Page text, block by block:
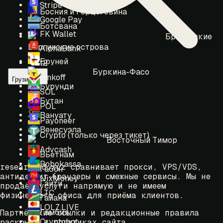
Босния и Герцеговина
Ботсвана
Британские
Виргинские острова
Бруней
Буркина-Фасо
Бурунди
Бутан
Вануату
Венесуэла
Восточный Тимор
Вьетнам
Габон
Гаити
Гайана
Гамбия
Stripe
Google Pay
FK Wallet
AlphaBank
t2
Tinkoff
SOL
POL
Payoneer
Crypto (только через тикет)
Advcash
Robokassa
NixMoney
LTC
LOLZ.LIVE
Грузия
researched.xyz сравнивает прокси, VPS/VDS,
антидетект-браузеры и смежные сервисы. Мы не
продаём услуги напрямую и не имеем
физического офиса для приёма клиентов.
Партнёрские ссылки и редакционные правила